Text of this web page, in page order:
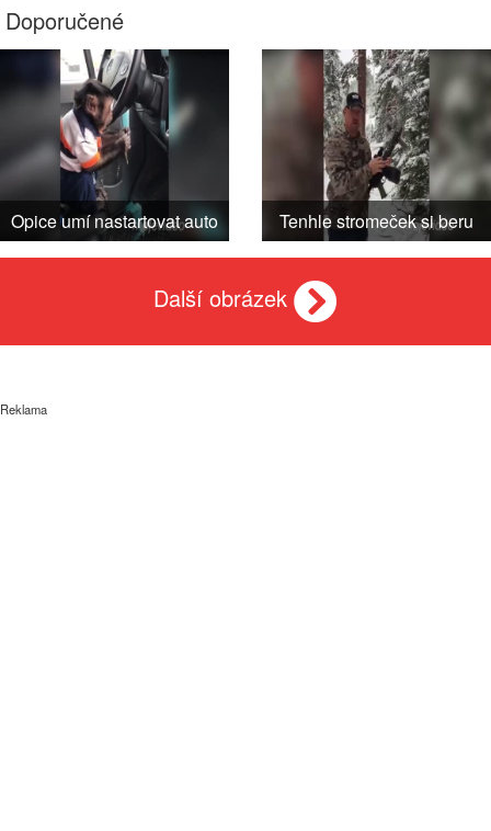
Doporučené
Opice umí nastartovat auto Tenhle stromeček si beru
Další obrázek
Reklama